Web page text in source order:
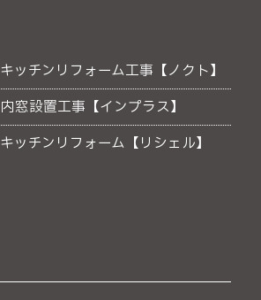
キッチンリフォーム工事【ノクト】
内窓設置工事【インプラス】
キッチンリフォーム【リシェル】